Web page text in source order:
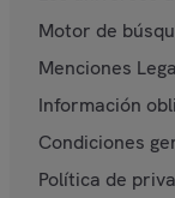
Motor de
Menciones
Información
Condiciones
Política de